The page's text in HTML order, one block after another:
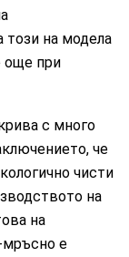
този на модела
още при
с много
че
чисти
на
на
мръсно е